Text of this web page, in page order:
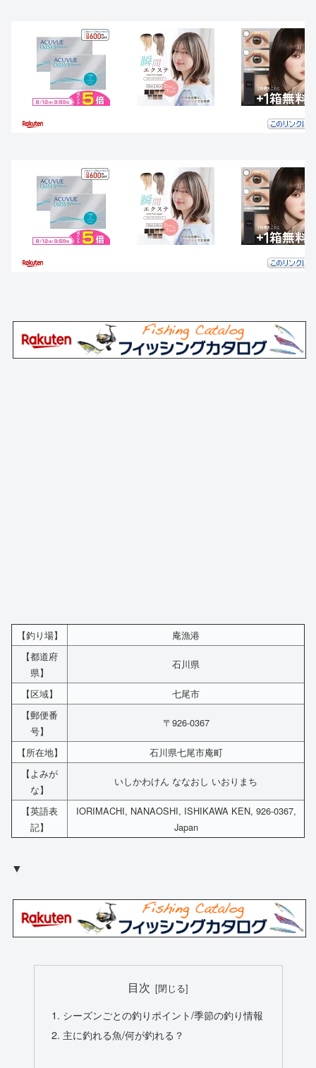
【釣り場】
庵漁港
【都道府
県】
石川県
【区域】
七尾市
【郵便番
号】
〒926-0367
【所在地】
石川県七尾市庵町
【よみが
な】
いしかわけん ななおし いおりまち
【英語表
記】
IORIMACHI, NANAOSHI, ISHIKAWA KEN, 926-0367,
Japan
▼
目次
シーズンごとの釣りポイント/季節の釣り情報
主に釣れる魚/何が釣れる？